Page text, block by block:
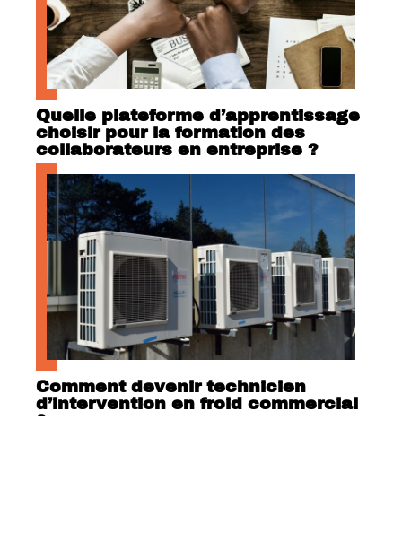
Quelle plateforme d’apprentissage
choisir pour la formation des
collaborateurs en entreprise ?
Comment devenir technicien
d’intervention en froid commercial
?